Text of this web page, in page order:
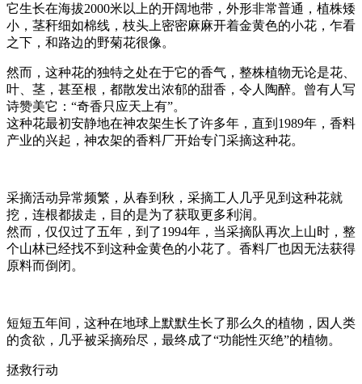
它生长在海拔2000米以上的开阔地带，外形非常普通，植株矮
小，茎秆细如棉线，枝头上密密麻麻开着金黄色的小花，乍看
之下，和路边的野菊花很像。
然而，这种花的独特之处在于它的香气，整株植物无论是花、
叶、茎，甚至根，都散发出浓郁的甜香，令人陶醉。曾有人写
诗赞美它：“奇香只应天上有”。
这种花最初安静地在神农架生长了许多年，直到1989年，香料
产业的兴起，神农架的香料厂开始专门采摘这种花。
采摘活动异常频繁，从春到秋，采摘工人几乎见到这种花就
挖，连根都拔走，目的是为了获取更多利润。
然而，仅仅过了五年，到了1994年，当采摘队再次上山时，整
个山林已经找不到这种金黄色的小花了。香料厂也因无法获得
原料而倒闭。
短短五年间，这种在地球上默默生长了那么久的植物，因人类
的贪欲，几乎被采摘殆尽，最终成了“功能性灭绝”的植物。
拯救行动